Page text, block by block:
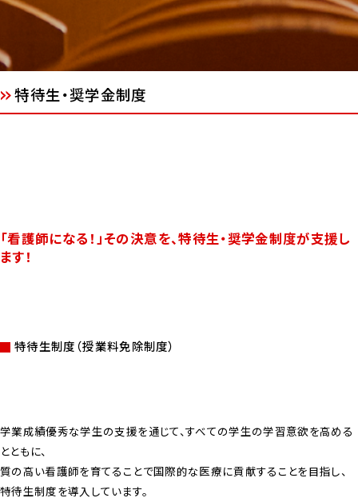
特待生・奨学金制度
「看護師になる！」その決意を、特待生・奨学金制度が支援し
ます！
特待生制度（授業料免除制度）
学業成績優秀な学生の支援を通じて、すべての学生の学習意欲を高める
とともに、
質の高い看護師を育てることで国際的な医療に貢献することを目指し、
特待生制度を導入しています。